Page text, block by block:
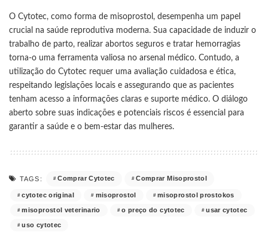
O Cytotec, como forma de misoprostol, desempenha um papel
crucial na saúde reprodutiva moderna. Sua capacidade de induzir o
trabalho de parto, realizar abortos seguros e tratar hemorragias
torna-o uma ferramenta valiosa no arsenal médico. Contudo, a
utilização do Cytotec requer uma avaliação cuidadosa e ética,
respeitando legislações locais e assegurando que as pacientes
tenham acesso a informações claras e suporte médico. O diálogo
aberto sobre suas indicações e potenciais riscos é essencial para
garantir a saúde e o bem-estar das mulheres.
TAGS: Comprar Cytotec Comprar Misoprostol
cytotec original misoprostol misoprostol prostokos
misoprostol veterinario o preço do cytotec usar cytotec
uso cytotec